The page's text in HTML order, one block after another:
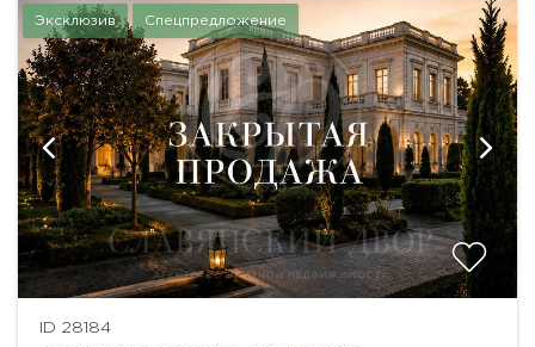
Эксклюзив Спецпредложение
ID 28184